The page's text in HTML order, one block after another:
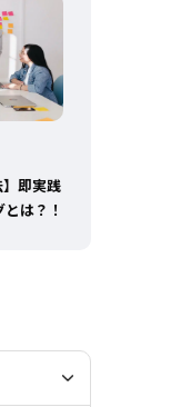
】即実践
は？！